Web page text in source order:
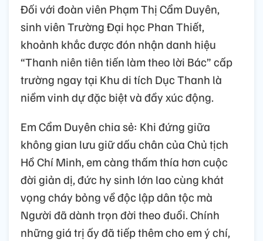
Đối với đoàn viên Phạm Thị Cẩm Duyên,
sinh viên Trường Đại học Phan Thiết,
khoảnh khắc được đón nhận danh hiệu
“Thanh niên tiên tiến làm theo lời Bác” cấp
trường ngay tại Khu di tích Dục Thanh là
niềm vinh dự đặc biệt và đầy xúc động.
Em Cẩm Duyên chia sẻ: Khi đứng giữa
không gian lưu giữ dấu chân của Chủ tịch
Hồ Chí Minh, em càng thấm thía hơn cuộc
đời giản dị, đức hy sinh lớn lao cùng khát
vọng cháy bỏng về độc lập dân tộc mà
Người đã dành trọn đời theo đuổi. Chính
những giá trị ấy đã tiếp thêm cho em ý chí,